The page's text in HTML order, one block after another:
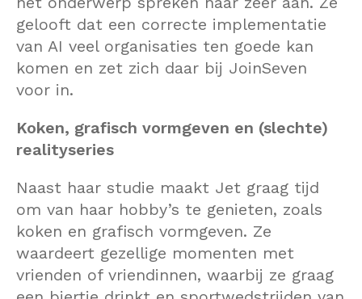
gelooft dat een correcte implementatie
van AI veel organisaties ten goede kan
komen en zet zich daar bij JoinSeven
voor in.
Koken, grafisch vormgeven en (slechte)
realityseries
Naast haar studie maakt Jet graag tijd
om van haar hobby’s te genieten, zoals
koken en grafisch vormgeven. Ze
waardeert gezellige momenten met
vrienden of vriendinnen, waarbij ze graag